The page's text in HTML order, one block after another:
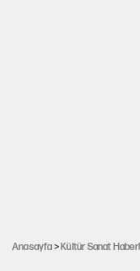
Anasayfa >Kültür Sanat